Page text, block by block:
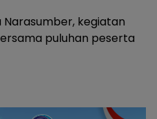
kegiatan
puluhan peserta